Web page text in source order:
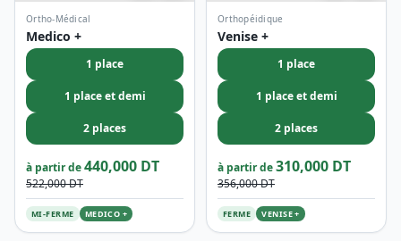
Ortho-Médical
Medico +
1 place
1 place et demi
2 places
à partir de440,000 DT
522,000 DT
MI-FERME MEDICO +
Orthopéidique
Venise +
1 place
1 place et demi
2 places
à partir de310,000 DT
356,000 DT
FERME VENISE +